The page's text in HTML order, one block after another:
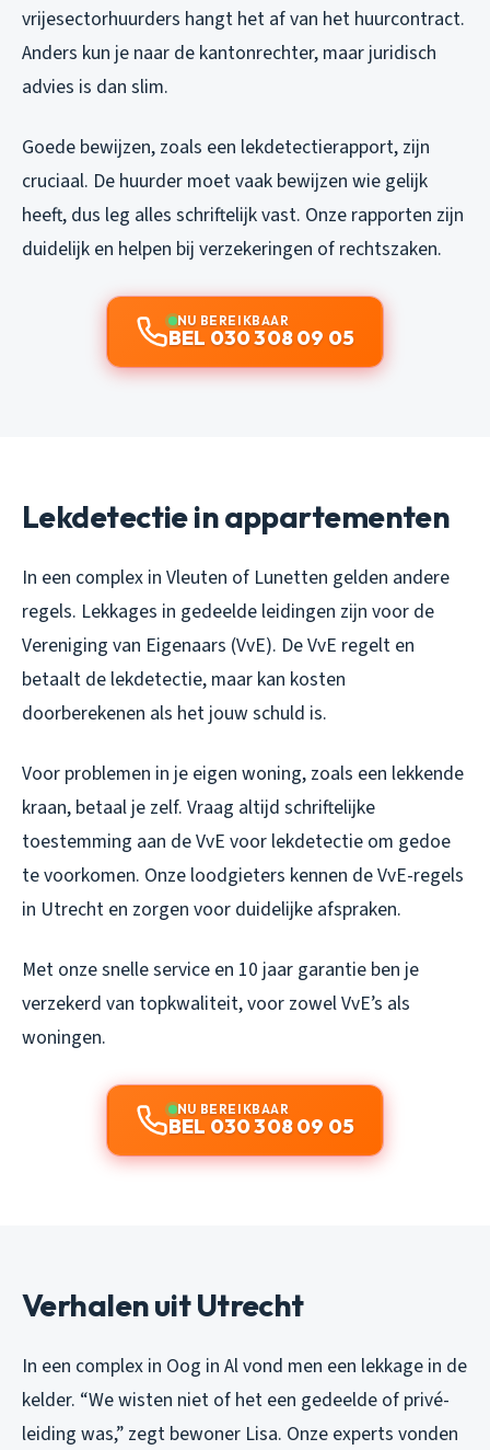
vrijesectorhuurders hangt het af van het huurcontract.
Anders kun je naar de kantonrechter, maar juridisch
advies is dan slim.
Goede bewijzen, zoals een lekdetectierapport, zijn
cruciaal. De huurder moet vaak bewijzen wie gelijk
heeft, dus leg alles schriftelijk vast. Onze rapporten zijn
duidelijk en helpen bij verzekeringen of rechtszaken.
NU BEREIKBAAR
BEL 030 308 09 05
Lekdetectie in appartementen
In een complex in Vleuten of Lunetten gelden andere
regels. Lekkages in gedeelde leidingen zijn voor de
Vereniging van Eigenaars (VvE). De VvE regelt en
betaalt de lekdetectie, maar kan kosten
doorberekenen als het jouw schuld is.
Voor problemen in je eigen woning, zoals een lekkende
kraan, betaal je zelf. Vraag altijd schriftelijke
toestemming aan de VvE voor lekdetectie om gedoe
te voorkomen. Onze loodgieters kennen de VvE-regels
in Utrecht en zorgen voor duidelijke afspraken.
Met onze snelle service en 10 jaar garantie ben je
verzekerd van topkwaliteit, voor zowel VvE’s als
woningen.
NU BEREIKBAAR
BEL 030 308 09 05
Verhalen uit Utrecht
In een complex in Oog in Al vond men een lekkage in de
kelder. “We wisten niet of het een gedeelde of privé-
leiding was,” zegt bewoner Lisa. Onze experts vonden